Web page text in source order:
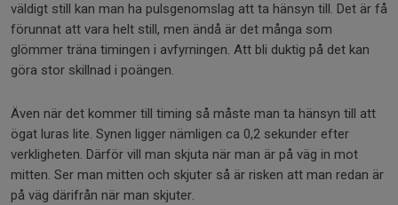
väldigt still kan man ha pulsgenomslag att ta hänsyn till. Det är få
förunnat att vara helt still, men ändå är det många som
glömmer träna timingen i avfyrningen. Att bli duktig på det kan
göra stor skillnad i poängen.
Även när det kommer till timing så måste man ta hänsyn till att
ögat luras lite. Synen ligger nämligen ca 0,2 sekunder efter
verkligheten. Därför vill man skjuta när man är på väg in mot
mitten. Ser man mitten och skjuter så är risken att man redan är
på väg därifrån när man skjuter.